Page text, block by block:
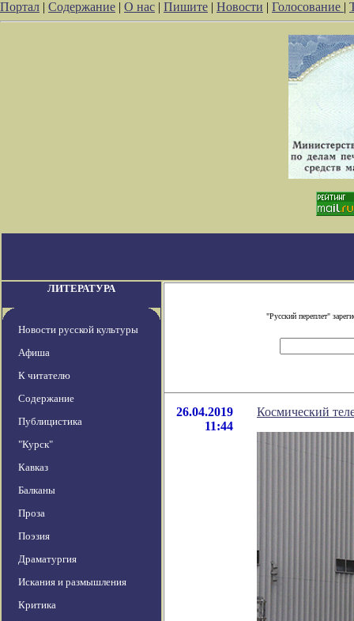
Портал | Содержание | О нас | Пишите | Новости | Голосование |
ЛИТЕРАТУРА
Новости русской культуры
Афиша
К читателю
Содержание
Публицистика
"Курск"
Кавказ
Балканы
Проза
Поэзия
Драматургия
Искания и размышления
Критика
"Русский переплет"
26.04.2019
11:44
Космический